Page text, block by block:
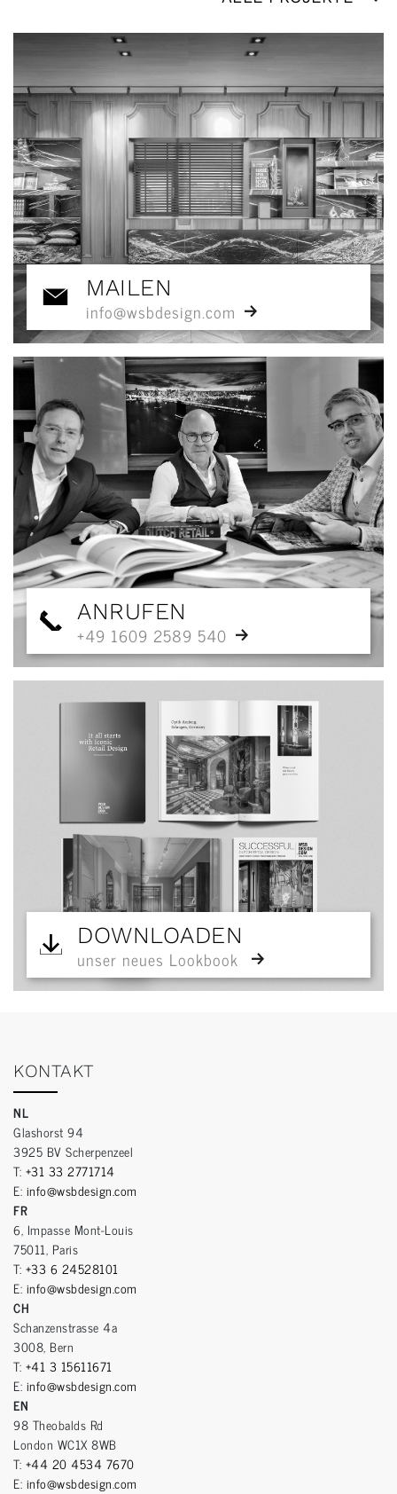
MAILEN
info@wsbdesign.com
ANRUFEN
+49 1609 2589 540
DOWNLOADEN
unser neues Lookbook
KONTAKT
NL
Glashorst 94
3925 BV Scherpenzeel
T: +31 33 2771714
E: info@wsbdesign.com
FR
6, Impasse Mont-Louis
75011, Paris
T: +33 6 24528101
E: info@wsbdesign.com
CH
Schanzenstrasse 4a
3008, Bern
T: +41 3 15611671
E: info@wsbdesign.com
EN
98 Theobalds Rd
London WC1X 8WB
T: +44 20 4534 7670
E: info@wsbdesign.com